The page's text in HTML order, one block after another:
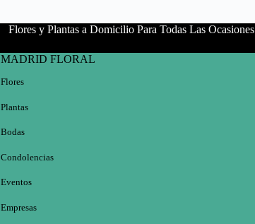
Flores y Plantas a Domicilio Para Todas Las Ocasiones
MADRID FLORAL
Flores
Plantas
Bodas
Condolencias
Eventos
Empresas